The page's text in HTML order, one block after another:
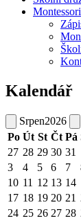
Montessori
Kalendář
Srpen2026
Po Út St Čt Pá
27 28 29 30 31
3
4 5 6 7
10 11 12 13 14
17 18 19 20 21
24 25 26 27 28